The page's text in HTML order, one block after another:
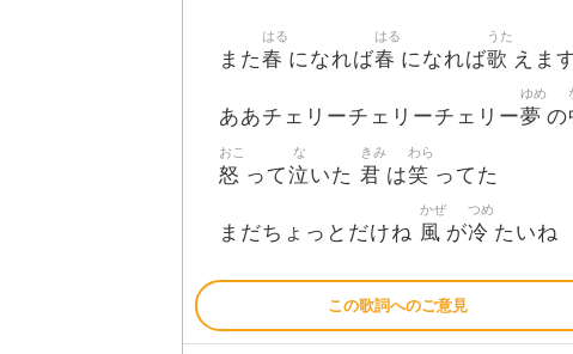
また春
はる
になれば春
はる
になれば歌
うた
えま
ああチェリーチェリーチェリー夢
ゆめ
の
怒
おこ
って泣
な
いた 君
きみ
は笑
わら
ってた
まだちょっとだけね 風
かぜ
が冷
つめ
たいね
この歌詞へのご意見